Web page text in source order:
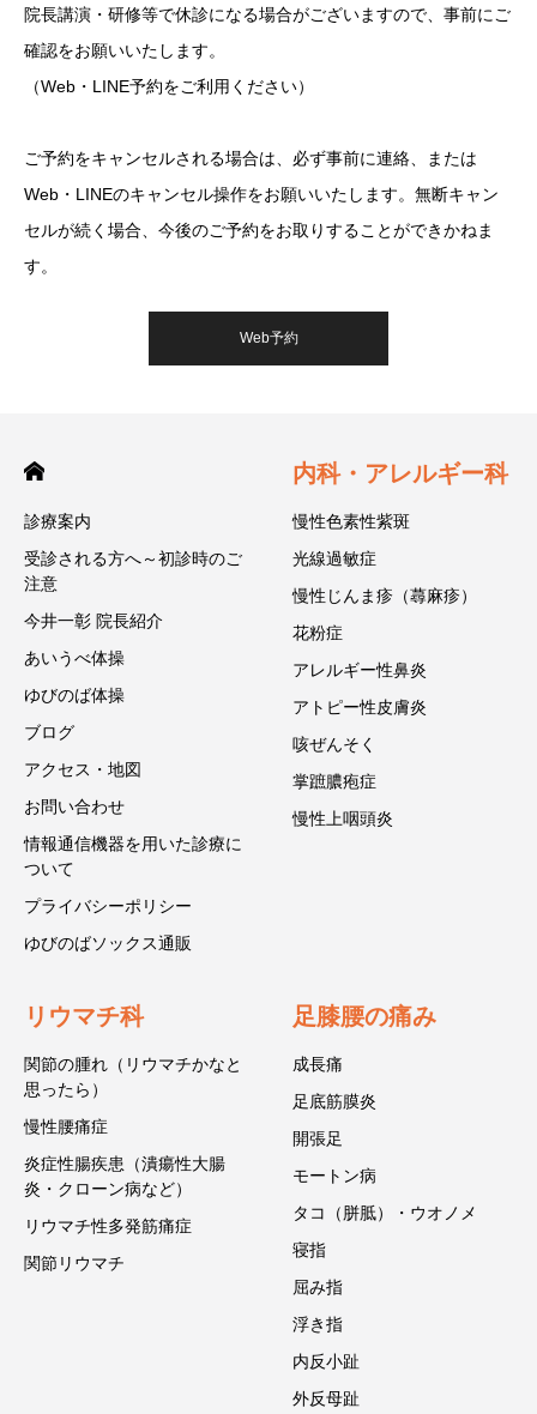
院長講演・研修等で休診になる場合がございますので、事前にご
確認をお願いいたします。
（Web・LINE予約をご利用ください）
ご予約をキャンセルされる場合は、必ず事前に連絡、または
Web・LINEのキャンセル操作をお願いいたします。無断キャン
セルが続く場合、今後のご予約をお取りすることができかねま
す。
Web予約
診療案内
受診される方へ～初診時のご
注意
今井一彰 院長紹介
あいうべ体操
ゆびのば体操
ブログ
アクセス・地図
お問い合わせ
情報通信機器を用いた診療に
ついて
プライバシーポリシー
ゆびのばソックス通販
内科・アレルギー科
慢性色素性紫斑
光線過敏症
慢性じんま疹（蕁麻疹）
花粉症
アレルギー性鼻炎
アトピー性皮膚炎
咳ぜんそく
掌蹠膿疱症
慢性上咽頭炎
リウマチ科
関節の腫れ（リウマチかなと
思ったら）
慢性腰痛症
炎症性腸疾患（潰瘍性大腸
炎・クローン病など）
リウマチ性多発筋痛症
関節リウマチ
足膝腰の痛み
成長痛
足底筋膜炎
開張足
モートン病
タコ（胼胝）・ウオノメ
寝指
屈み指
浮き指
内反小趾
外反母趾